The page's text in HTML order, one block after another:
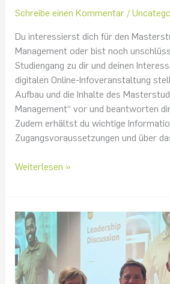
Schreibe einen Kommentar /
Du interessierst dich für den
Management oder bist noch
Studiengang zu dir und deinen
digitalen Online-Infoveranstaltung
Aufbau und die Inhalte des
Management“ vor und beantworten
Zudem erhältst du wichtige
Zugangsvoraussetzungen und über
Weiterlesen »
Leadership
Vertrieb